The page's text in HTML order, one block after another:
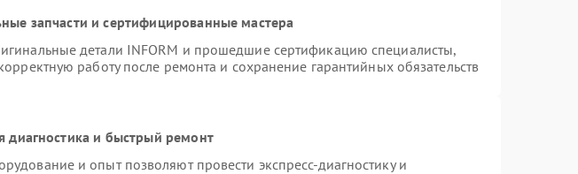
запчасти и сертифицированные мастера
детали INFORM и прошедшие сертификацию специалисты,
работу после ремонта и сохранение гарантийных обязательств
диагностика и быстрый ремонт
и опыт позволяют провести экспресс-диагностику и